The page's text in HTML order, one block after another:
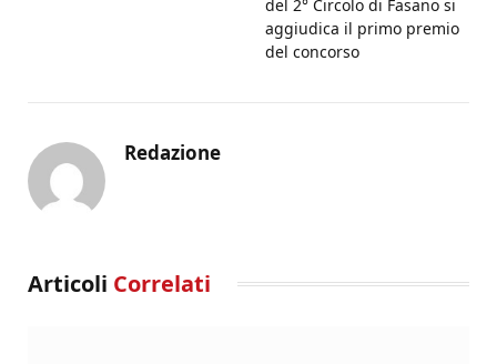
del 2° Circolo di Fasano si
aggiudica il primo premio
del concorso
Redazione
Articoli Correlati